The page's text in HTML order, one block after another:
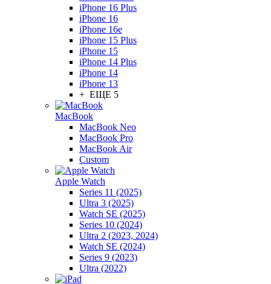
iPhone 16 Plus
iPhone 16
iPhone 16e
iPhone 15 Plus
iPhone 15
iPhone 14 Plus
iPhone 14
iPhone 13
+ ЕЩЕ 5
MacBook
MacBook Neo
MacBook Pro
MacBook Air
Custom
Apple Watch
Series 11 (2025)
Ultra 3 (2025)
Watch SE (2025)
Series 10 (2024)
Ultra 2 (2023, 2024)
Watch SE (2024)
Series 9 (2023)
Ultra (2022)